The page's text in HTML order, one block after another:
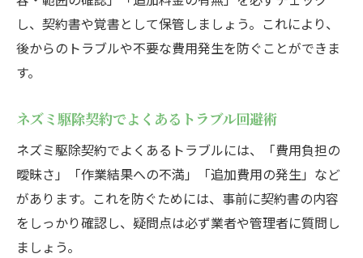
し、契約書や覚書として保管しましょう。これにより、
後からのトラブルや不要な費用発生を防ぐことができま
す。
ネズミ駆除契約でよくあるトラブル回避術
ネズミ駆除契約でよくあるトラブルには、「費用負担の
曖昧さ」「作業結果への不満」「追加費用の発生」など
があります。これを防ぐためには、事前に契約書の内容
をしっかり確認し、疑問点は必ず業者や管理者に質問し
ましょう。